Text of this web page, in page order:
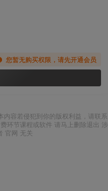
您暂无购买权限，请先开通会员
容若侵犯到你的版权利益，请联系
环节课程或软件 请马上删除退出 涉
官网 无关